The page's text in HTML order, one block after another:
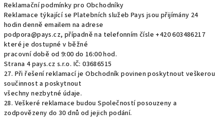
Reklamační podmínky pro Obchodníky
Reklamace týkající se Platebních služeb Pays jsou přijímány 24
hodin denně emailem na adrese
podpora@pays.cz, případně na telefonním čísle +420 603486217
které je dostupné v běžné
pracovní době od 9:00 do 16:00 hod.
Strana 4 pays.cz s.r.o. IČ: 03686515
27. Při řešení reklamací je Obchodník povinen poskytnout veškerou
součinnost a poskytnout
všechny nezbytné údaje.
28. Veškeré reklamace budou Společností posouzeny a
zodpovězeny do 30 dnů od jejich podání.